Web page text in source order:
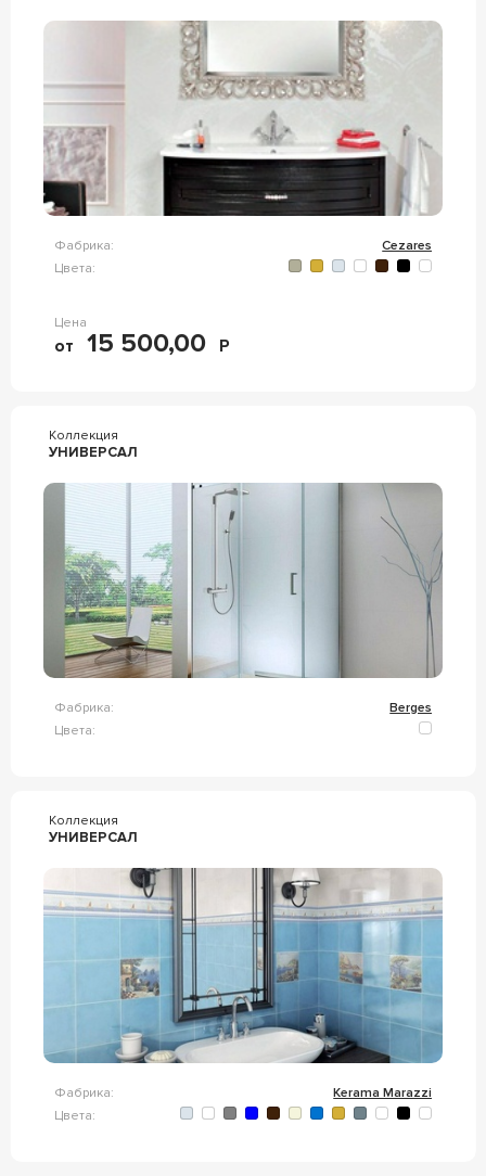
Фабрика:
Cezares
Цвета:
Цена
от 15 500,00 Р
Коллекция
УНИВЕРСАЛ
Фабрика:
Berges
Цвета:
Коллекция
УНИВЕРСАЛ
Фабрика:
Kerama Marazzi
Цвета: